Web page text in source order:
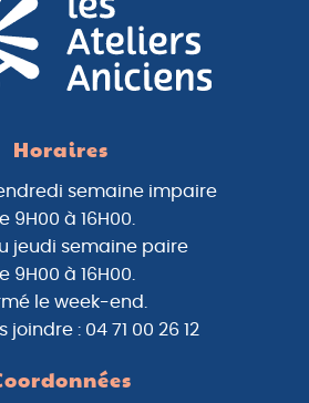
Horaires
semaine impaire
9H00 à 16H00.
jeudi semaine paire
9H00 à 16H00.
le week-end.
joindre : 04 71 00 26 12